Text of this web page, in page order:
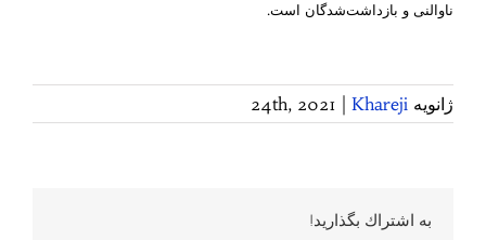
ناوالنی و بازداشت‌شدگان است.
ژانویه 24th, 2021 Khareji
به اشتراك بگذاريد!